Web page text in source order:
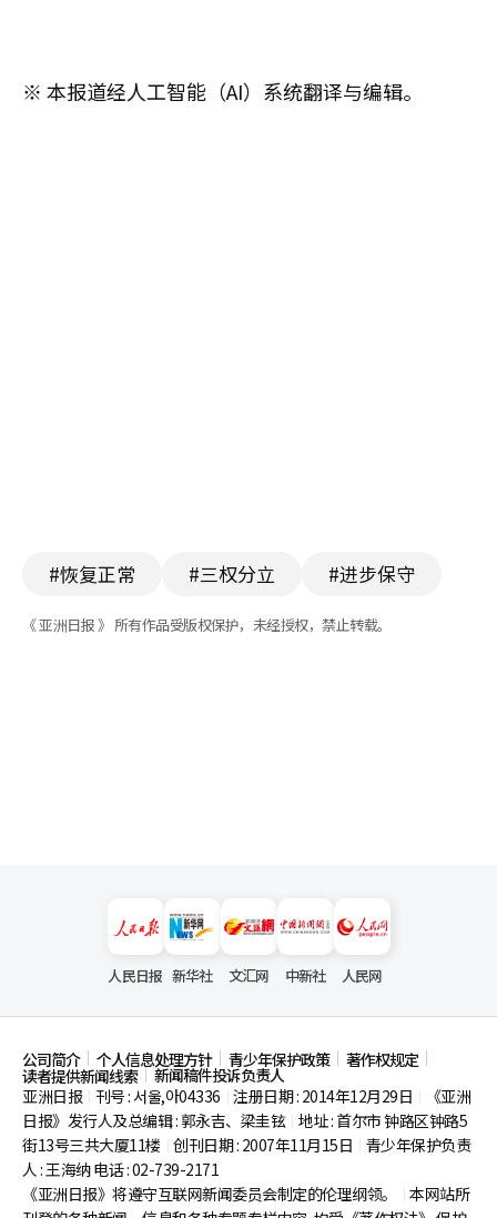
※ 本报道经人工智能（AI）系统翻译与编辑。
#恢复正常 #三权分立 #进步保守
《 亚洲日报 》 所有作品受版权保护，未经授权，禁止转载。
人民日报 新华社 文汇网 中新社 人民网
公司简介 个人信息处理方针 青少年保护政策 著作权规定
读者提供新闻线索
新闻稿件投诉负责人
亚洲日报
刊号 : 서울,아04336 注册日期 : 2014年12月29日
《亚洲
日报》发行人及总编辑 : 郭永吉、梁圭铉 地址 : 首尔市钟路区钟路5
街13号三共大厦11楼 创刊日期 : 2007年11月15日
青少年保护负责
人 : 王海纳 电话 : 02-739-2171
《亚洲日报》将遵守互联网新闻委员会制定的伦理纲领。
本网站所